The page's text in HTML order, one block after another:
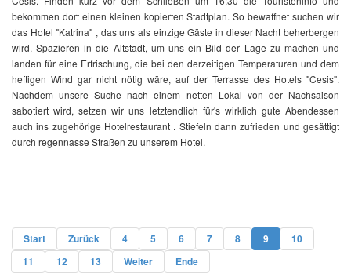
bekommen dort einen kleinen kopierten Stadtplan. So bewaffnet suchen wir
das Hotel "Katrina" , das uns als einzige Gäste in dieser Nacht beherbergen
wird. Spazieren in die Altstadt, um uns ein Bild der Lage zu machen und
landen für eine Erfrischung, die bei den derzeitigen Temperaturen und dem
heftigen Wind gar nicht nötig wäre, auf der Terrasse des Hotels "Cesis".
Nachdem unsere Suche nach einem netten Lokal von der Nachsaison
sabotiert wird, setzen wir uns letztendlich für's wirklich gute Abendessen
auch ins zugehörige Hotelrestaurant . Stiefeln dann zufrieden und gesättigt
durch regennasse Straßen zu unserem Hotel.
Start Zurück 4 5 6 7 8 9
10
11
12 13 Weiter Ende